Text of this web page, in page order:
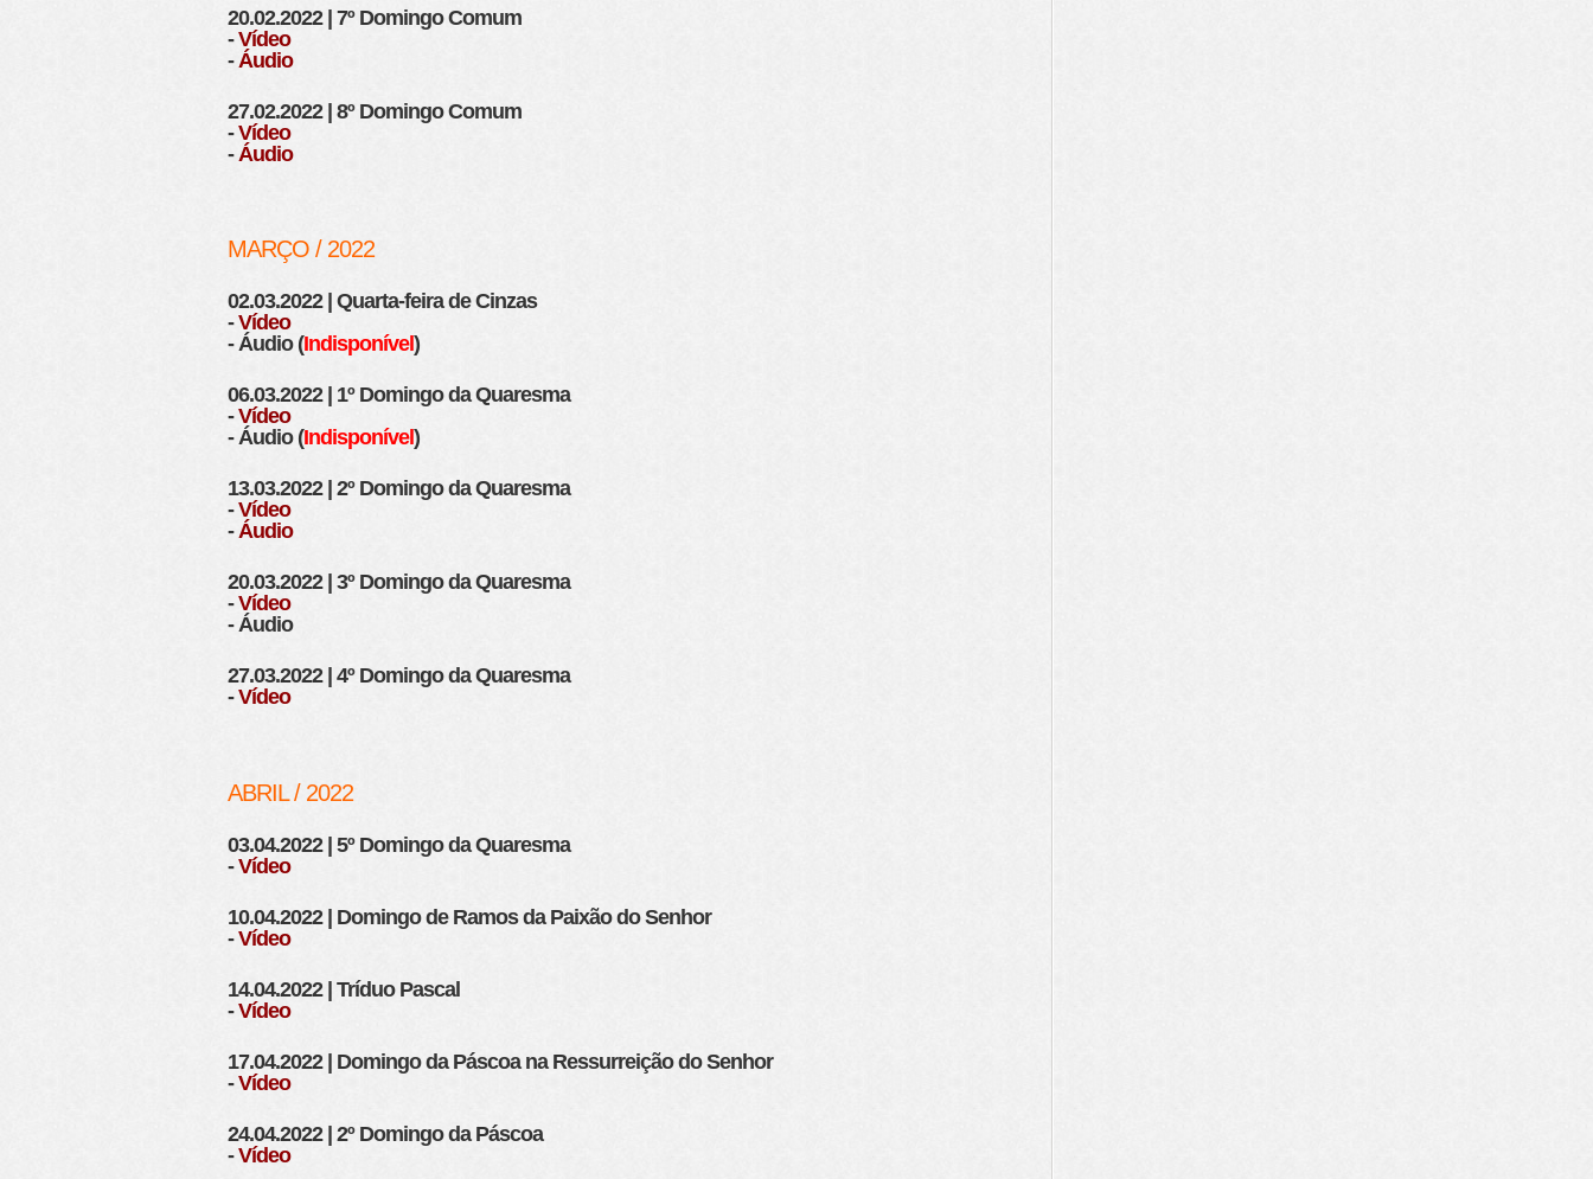
20.02.2022 | 7º Domingo Comum
-Vídeo
- Áudio
27.02.2022 | 8º Domingo Comum
-Vídeo
- Áudio
MARÇO / 2022
02.03.2022 | Quarta-feira de Cinzas
-Vídeo
- Áudio (Indisponível)
06.03.2022 | 1º Domingo da Quaresma
-Vídeo
- Áudio (Indisponível)
13.03.2022 | 2º Domingo da Quaresma
-Vídeo
-Áudio
20.03.2022 | 3º Domingo da Quaresma
-Vídeo
- Áudio
27.03.2022 | 4º Domingo da Quaresma
-Vídeo
ABRIL / 2022
03.04.2022 | 5º Domingo da Quaresma
-Vídeo
10.04.2022 | Domingo de Ramos da Paixão do Senhor
-Vídeo
14.04.2022 | Tríduo Pascal
-Vídeo
17.04.2022 | Domingo da Páscoa na Ressurreição do Senhor
-Vídeo
24.04.2022 | 2º Domingo da Páscoa
-Vídeo